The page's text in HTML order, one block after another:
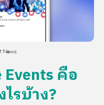
News
Events คือ
รบ้าง?